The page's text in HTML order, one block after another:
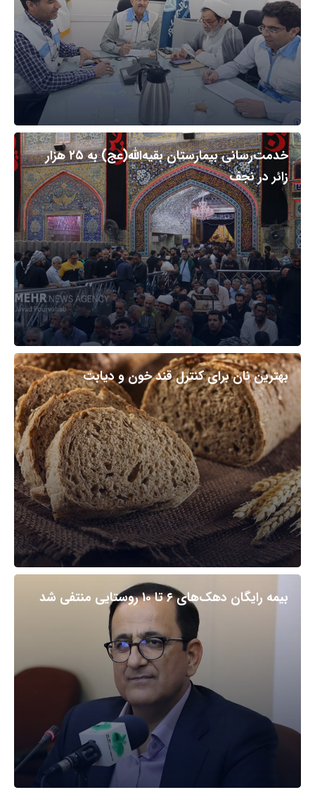
خدمت‌رسانی بیمارستان بقیه‌الله(عج) به ۲۵ هزار
زائر در نجف
بهترین نان برای کنترل قند خون و دیابت
بیمه رایگان دهک‌های ۶ تا ۱۰ روستایی منتفی شد